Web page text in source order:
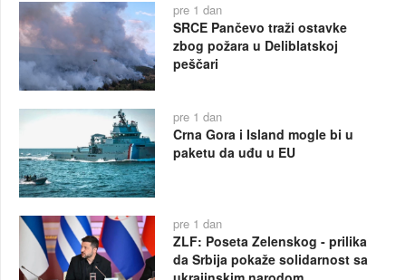
pre 1 dan
SRCE Pančevo traži ostavke
zbog požara u Deliblatskoj
peščari
pre 1 dan
Crna Gora i Island mogle bi u
paketu da uđu u EU
pre 1 dan
ZLF: Poseta Zelenskog - prilika
da Srbija pokaže solidarnost sa